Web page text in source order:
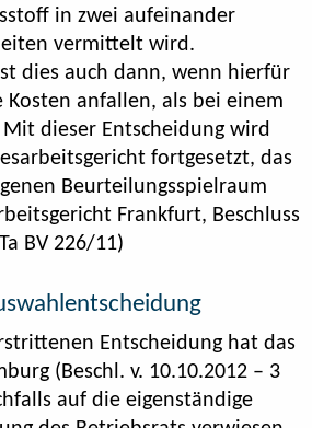
in zwei aufeinander
vermittelt wird.
dies auch dann, wenn hierfür
Kosten anfallen, als bei einem
dieser Entscheidung wird
fortgesetzt, das
Beurteilungsspielraum
Frankfurt, Beschluss
BV 226/11)
Entscheidung hat das
(Beschl. v. 10.10.2012 – 3
auf die eigenständige